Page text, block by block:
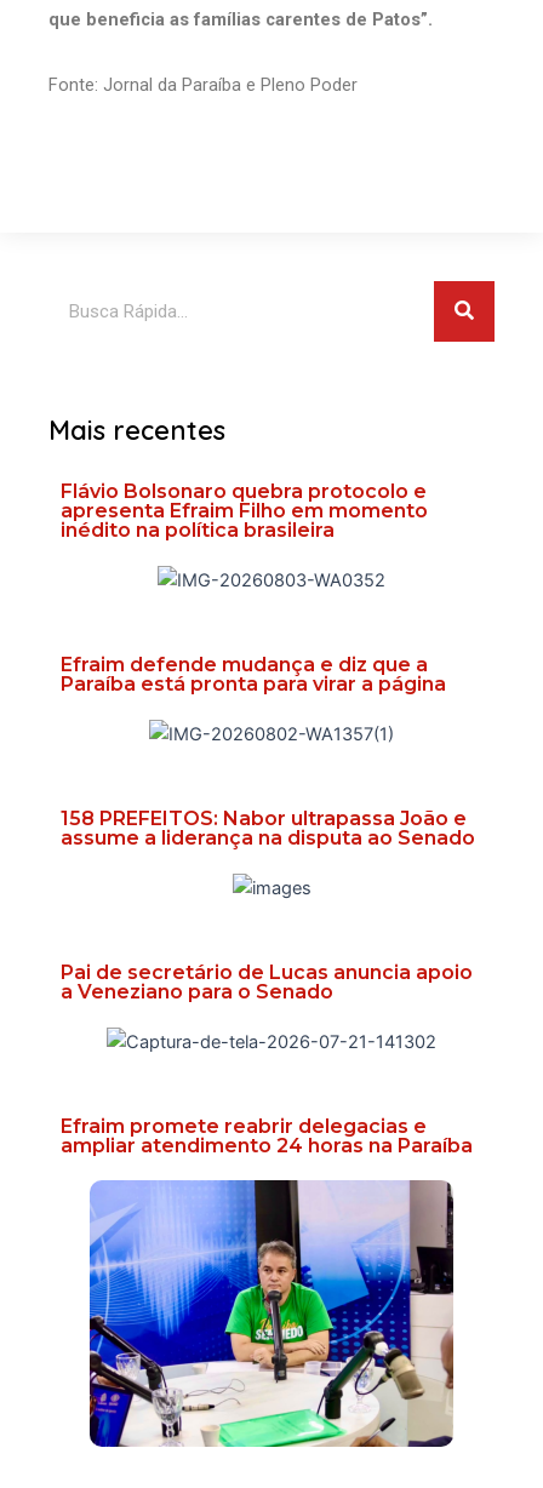
que beneficia as famílias carentes de Patos”.
Fonte: Jornal da Paraíba e Pleno Poder
Mais recentes
Flávio Bolsonaro quebra protocolo e
apresenta Efraim Filho em momento
inédito na política brasileira
Efraim defende mudança e diz que a
Paraíba está pronta para virar a página
158 PREFEITOS: Nabor ultrapassa João e
assume a liderança na disputa ao Senado
Pai de secretário de Lucas anuncia apoio
a Veneziano para o Senado
Efraim promete reabrir delegacias e
ampliar atendimento 24 horas na Paraíba